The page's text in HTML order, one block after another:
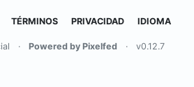
TÉRMINOS PRIVACIDAD IDIOMA
· Powered by Pixelfed · v0.12.7